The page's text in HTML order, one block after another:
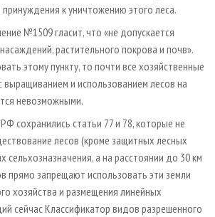
к уничтожению этого леса.
№1509 гласит, что «не допускается
растительного покрова и почв».
этому пункту, то почти все хозяйственные
выращиванием и использованием лесов на
невозможными.
сохранились статьи 77 и 78, которые не
лесов (кроме защитных лесных
сельхозназначения, а на расстоянии до 30 км
прямо запрещают использовать эти земли
хозяйства и размещения линейных
сейчас Классификатор видов разрешенного